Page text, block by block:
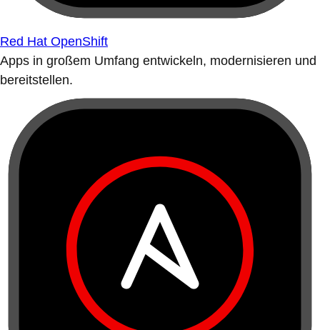
Red Hat OpenShift
Apps in großem Umfang entwickeln, modernisieren und
bereitstellen.